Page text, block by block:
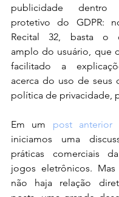
publicidade
protetivo do GDPR:
Recital 32, basta o
amplo do usuário, que
facilitado a
acerca do uso de seus
política de privacidade,
Em um post anterior
iniciamos uma
práticas comerciais
jogos eletrônicos.
não haja relação